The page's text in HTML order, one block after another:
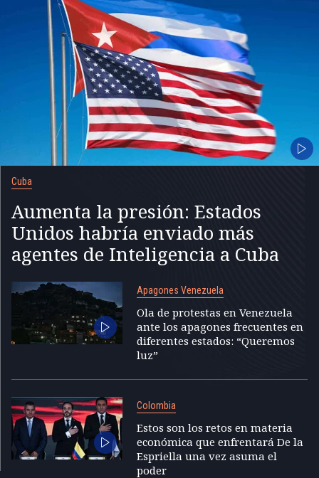
Cuba
Aumenta la presión: Estados
Unidos habría enviado más
agentes de Inteligencia a Cuba
Apagones Venezuela
Ola de protestas en Venezuela
ante los apagones frecuentes en
diferentes estados: “Queremos
luz”
Colombia
Estos son los retos en materia
económica que enfrentará De la
Espriella una vez asuma el
poder